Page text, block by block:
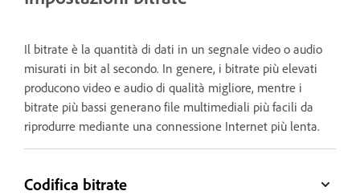
Il bitrate è la quantità di dati in un segnale video o audio
misurati in bit al secondo. In genere, i bitrate più elevati
producono video e audio di qualità migliore, mentre i
bitrate più bassi generano file multimediali più facili da
riprodurre mediante una connessione Internet più lenta.
Codifica bitrate